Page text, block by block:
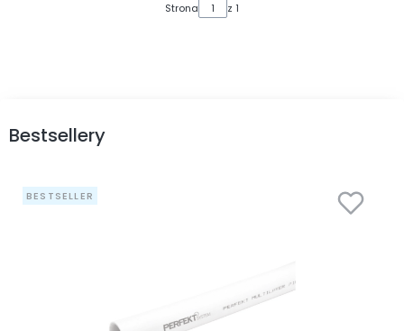
Strona z 1
Bestsellery
BESTSELLER